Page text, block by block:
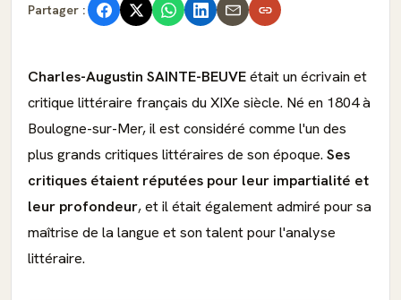
Partager :
Charles-Augustin SAINTE-BEUVEétait un écrivain et
critique littéraire français du XIXe siècle. Né en 1804 à
Boulogne-sur-Mer, il est considéré comme l'un des
plus grands critiques littéraires de son époque. Ses
critiques étaient réputées pour leur impartialité et
leur profondeur, et il était également admiré pour sa
maîtrise de la langue et son talent pour l'analyse
littéraire.